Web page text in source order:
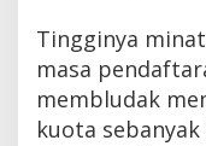
Tingginya
masa
membludak
kuota